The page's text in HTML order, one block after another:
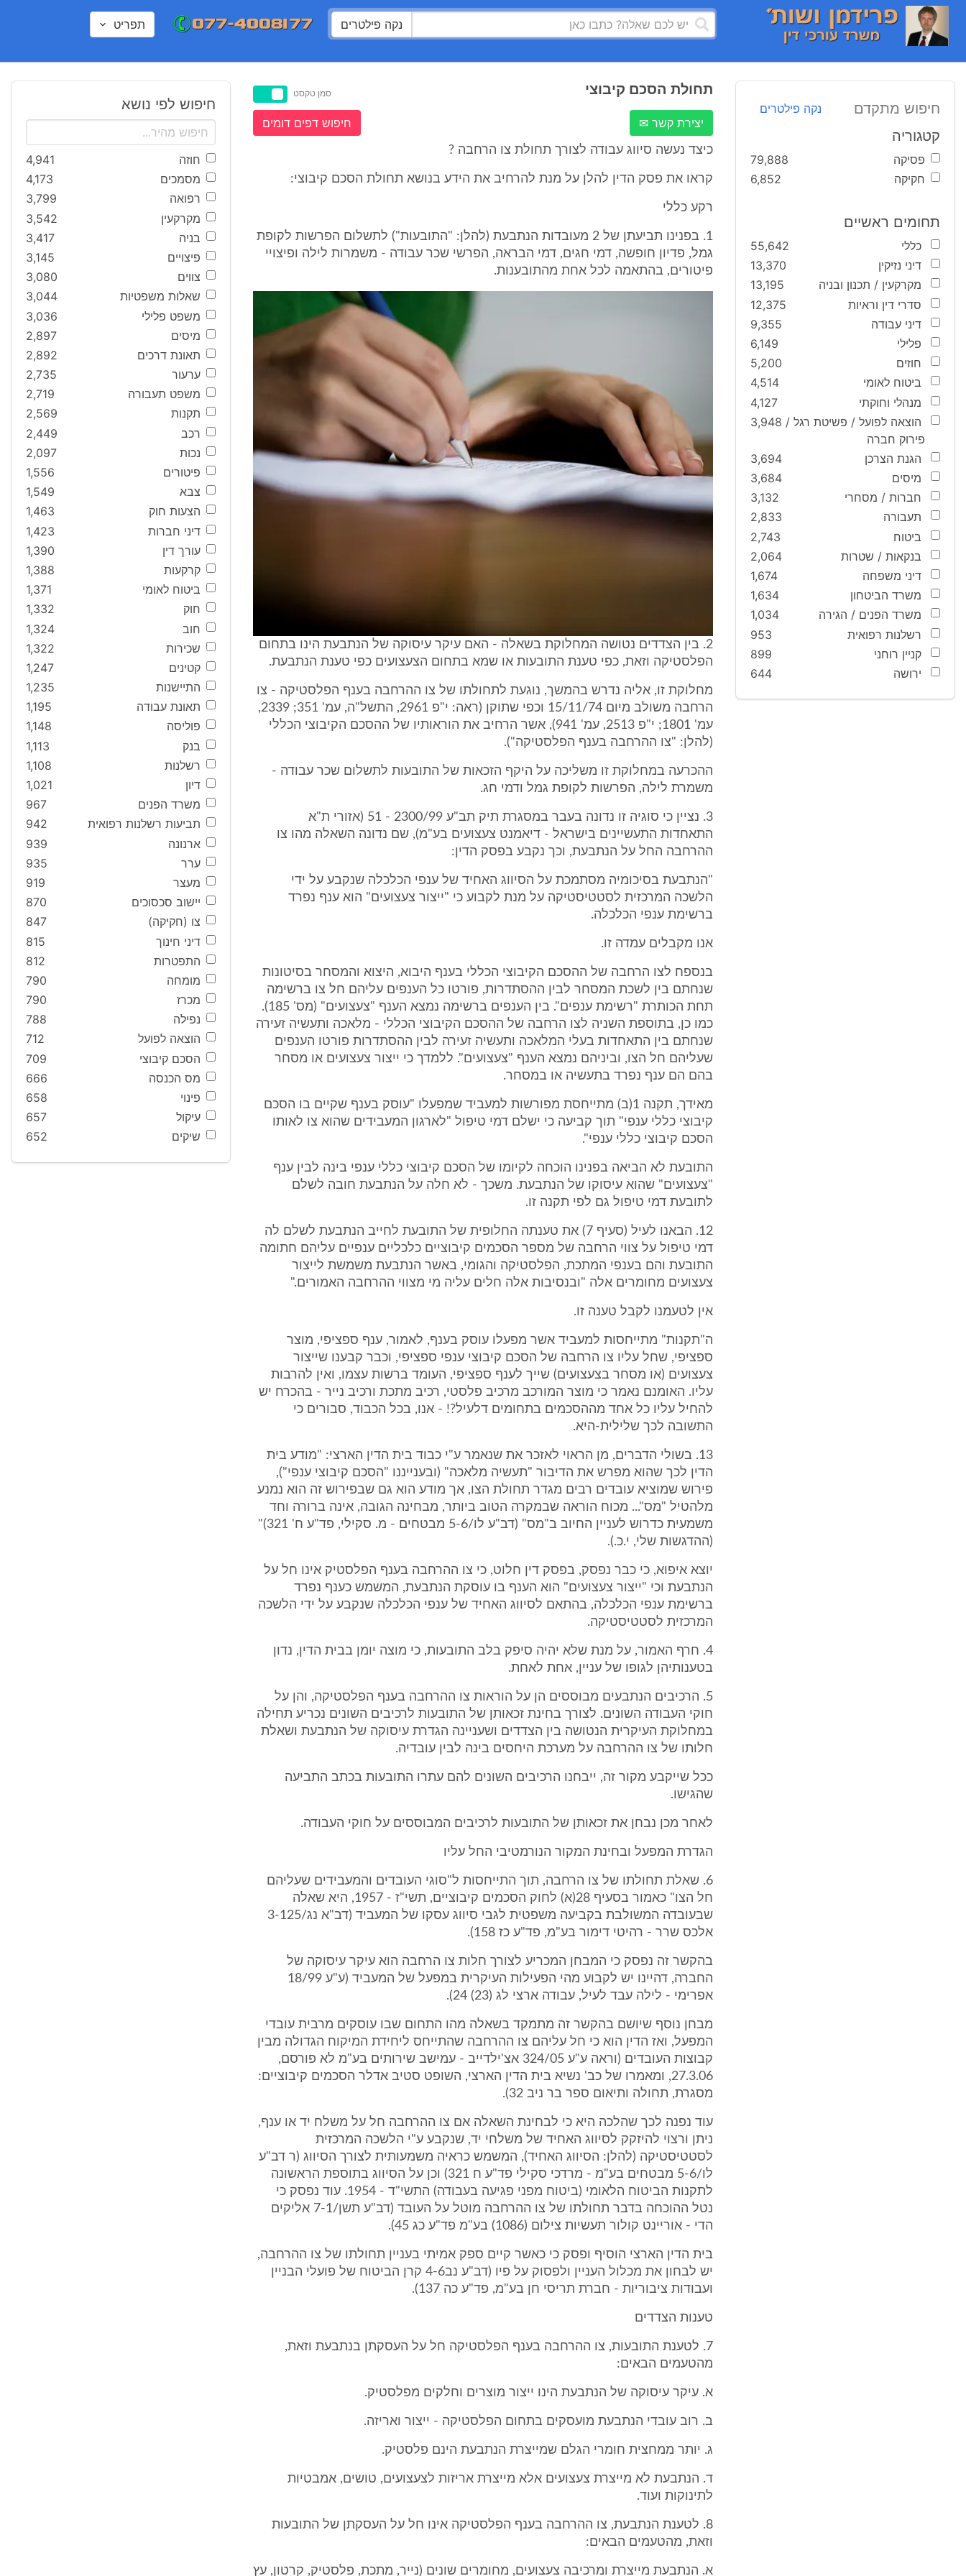
נקה פילטרים תפריט
חיפוש מתקדם נקה פילטרים
קטגוריה
פסיקה
79,888
חקיקה
6,852
תחומים ראשיים
כללי
55,642
דיני נזיקין
13,370
מקרקעין / תכנון ובניה
13,195
סדרי דין וראיות
12,375
דיני עבודה
9,355
פלילי
6,149
חוזים
5,200
ביטוח לאומי
4,514
מנהלי וחוקתי
4,127
הוצאה לפועל / פשיטת רגל /
פירוק חברה
3,948
הגנת הצרכן
3,694
מיסים
3,684
חברות / מסחרי
3,132
תעבורה
2,833
ביטוח
2,743
בנקאות / שטרות
2,064
דיני משפחה
1,674
משרד הביטחון
1,634
משרד הפנים / הגירה
1,034
רשלנות רפואית
953
קניין רוחני
899
ירושה
644
תחולת הסכם קיבוצי סמן טקסט
יצירת קשר ✉ חיפוש דפים דומים
כיצד נעשה סיווג עבודה לצורך תחולת צו הרחבה ?
קראו את פסק הדין להלן על מנת להרחיב את הידע בנושא תחולת הסכם קיבוצי:
רקע כללי
1. בפנינו תביעתן של 2 מעובדות הנתבעת (להלן: "התובעות") לתשלום הפרשות לקופת
גמל, פדיון חופשה, דמי חגים, דמי הבראה, הפרשי שכר עבודה - משמרות לילה ופיצויי
פיטורים, בהתאמה לכל אחת מהתובענות.
2. בין הצדדים נטושה המחלוקת בשאלה - האם עיקר עיסוקה של הנתבעת הינו בתחום
הפלסטיקה וזאת, כפי טענת התובעות או שמא בתחום הצעצועים כפי טענת הנתבעת.
מחלוקת זו, אליה נדרש בהמשך, נוגעת לתחולתו של צו ההרחבה בענף הפלסטיקה - צו
הרחבה משולב מיום 15/11/74 וכפי שתוקן (ראה: י"פ 2961, התשל"ה, עמ' 351; 2339,
עמ' 1801; י"פ 2513, עמ' 941), אשר הרחיב את הוראותיו של ההסכם הקיבוצי הכללי
(להלן: "צו ההרחבה בענף הפלסטיקה").
ההכרעה במחלוקת זו משליכה על היקף הזכאות של התובעות לתשלום שכר עבודה -
משמרת לילה, הפרשות לקופת גמל ודמי חג.
3. נציין כי סוגיה זו נדונה בעבר במסגרת תיק תב"ע 2300/99 - 51 (אזורי ת"א
התאחדות התעשיינים בישראל - דיאמנט צעצועים בע"מ), שם נדונה השאלה מהו צו
ההרחבה החל על הנתבעת, וכך נקבע בפסק הדין:
"הנתבעת בסיכומיה מסתמכת על הסיווג האחיד של ענפי הכלכלה שנקבע על ידי
הלשכה המרכזית לסטטיסטיקה על מנת לקבוע כי "ייצור צעצועים" הוא ענף נפרד
ברשימת ענפי הכלכלה.
אנו מקבלים עמדה זו.
בנספח לצו הרחבה של ההסכם הקיבוצי הכללי בענף היבוא, היצוא והמסחר בסיטונות
שנחתם בין לשכת המסחר לבין ההסתדרות, פורטו כל הענפים עליהם חל צו ברשימה
תחת הכותרת "רשימת ענפים". בין הענפים ברשימה נמצא הענף "צעצועים" (מס' 185).
כמו כן, בתוספת השניה לצו הרחבה של ההסכם הקיבוצי הכללי - מלאכה ותעשיה זעירה
שנחתם בין התאחדות בעלי המלאכה ותעשיה זעירה לבין ההסתדרות פורטו הענפים
שעליהם חל הצו, וביניהם נמצא הענף "צעצועים". ללמדך כי ייצור צעצועים או מסחר
בהם הם ענף נפרד בתעשיה או במסחר.
מאידך, תקנה 1(ב) מתייחסת מפורשות למעביד שמפעלו "עוסק בענף שקיים בו הסכם
קיבוצי כללי ענפי" תוך קביעה כי ישלם דמי טיפול "לארגון המעבידים שהוא צו לאותו
הסכם קיבוצי כללי ענפי".
התובעת לא הביאה בפנינו הוכחה לקיומו של הסכם קיבוצי כללי ענפי בינה לבין ענף
"צעצועים" שהוא עיסוקו של הנתבעת. משכך - לא חלה על הנתבעת חובה לשלם
לתובעת דמי טיפול גם לפי תקנה זו.
12. הבאנו לעיל (סעיף 7) את טענתה החלופית של התובעת לחייב הנתבעת לשלם לה
דמי טיפול על צווי הרחבה של מספר הסכמים קיבוציים כלכליים ענפיים עליהם חתומה
התובעת והם בענפי המתכת, הפלסטיקה והגומי, באשר הנתבעת משמשת לייצור
צעצועים מחומרים אלה "ובנסיבות אלה חלים עליה מי מצווי ההרחבה האמורים."
אין לטעמנו לקבל טענה זו.
ה"תקנות" מתייחסות למעביד אשר מפעלו עוסק בענף, לאמור, ענף ספציפי, מוצר
ספציפי, שחל עליו צו הרחבה של הסכם קיבוצי ענפי ספציפי, וכבר קבענו שייצור
צעצועים (או מסחר בצעצועים) שייך לענף ספציפי, העומד ברשות עצמו, ואין להרבות
עליו. האומנם נאמר כי מוצר המורכב מרכיב פלסטי, רכיב מתכת ורכיב נייר - בהכרח יש
להחיל עליו כל אחד מההסכמים בתחומים דלעיל?! - אנו, בכל הכבוד, סבורים כי
התשובה לכך שלילית-היא.
13. בשולי הדברים, מן הראוי לאזכר את שנאמר ע"י כבוד בית הדין הארצי: "מודע בית
הדין לכך שהוא מפרש את הדיבור "תעשיה מלאכה" (ובענייננו "הסכם קיבוצי ענפי"),
פירוש שמוציא עובדים רבים מגדר תחולת הצו, אך מודע הוא גם שבפירוש זה הוא נמנע
מלהטיל "מס"... מכוח הוראה שבמקרה הטוב ביותר, מבחינה הגובה, אינה ברורה וחד
משמעית כדרוש לעניין החיוב ב"מס" (דב"ע לו/5-6 מבטחים - מ. סקילי, פד"ע ח' 321)"
(ההדגשות שלי, י.כ.).
יוצא איפוא, כי כבר נפסק, בפסק דין חלוט, כי צו ההרחבה בענף הפלסטיק אינו חל על
הנתבעת וכי "ייצור צעצועים" הוא הענף בו עוסקת הנתבעת, המשמש כענף נפרד
ברשימת ענפי הכלכלה, בהתאם לסיווג האחיד של ענפי הכלכלה שנקבע על ידי הלשכה
המרכזית לסטטיסטיקה.
4. חרף האמור, על מנת שלא יהיה סיפק בלב התובעות, כי מוצה יומן בבית הדין, נדון
בטענותיהן לגופו של עניין, אחת לאחת.
5. הרכיבים הנתבעים מבוססים הן על הוראות צו ההרחבה בענף הפלסטיקה, והן על
חוקי העבודה השונים. לצורך בחינת זכאותן של התובעות לרכיבים השונים נכריע תחילה
במחלוקת העיקרית הנטושה בין הצדדים ושעניינה הגדרת עיסוקה של הנתבעת ושאלת
חלותו של צו ההרחבה על מערכת היחסים בינה לבין עובדיה.
ככל שייקבע מקור זה, ייבחנו הרכיבים השונים להם עתרו התובעות בכתב התביעה
שהגישו.
לאחר מכן נבחן את זכאותן של התובעות לרכיבים המבוססים על חוקי העבודה.
הגדרת המפעל ובחינת המקור הנורמטיבי החל עליו
6. שאלת תחולתו של צו הרחבה, תוך התייחסות ל"סוגי העובדים והמעבידים שעליהם
חל הצו" כאמור בסעיף 28(א) לחוק הסכמים קיבוציים, תשי"ז - 1957, היא שאלה
שבעובדה המשולבת בקביעה משפטית לגבי סיווג עסקו של המעביד (דב"א נג/3-125
אלכס שרר - רהיטי דימור בע"מ, פד"ע כז 158).
בהקשר זה נפסק כי המבחן המכריע לצורך חלות צו הרחבה הוא עיקר עיסוקה של
החברה, דהיינו יש לקבוע מהי הפעילות העיקרית במפעל של המעביד (ע"ע 18/99
אפרימי - לילה עבד לעיל, עבודה ארצי לג (23) 24).
מבחן נוסף שיושם בהקשר זה מתמקד בשאלה מהו התחום שבו עוסקים מרבית עובדי
המפעל, ואז הדין הוא כי חל עליהם צו ההרחבה שהתייחס ליחידת המיקוח הגדולה מבין
קבוצות העובדים (וראה ע"ע 324/05 אצ'ילדייב - עמישב שירותים בע"מ לא פורסם,
27.3.06, ומאמרו של כב' נשיא בית הדין הארצי, השופט סטיב אדלר הסכמים קיבוציים:
מסגרת, תחולה ותיאום ספר בר ניב 32).
עוד נפנה לכך שהלכה היא כי לבחינת השאלה אם צו ההרחבה חל על משלח יד או ענף,
ניתן ורצוי להיזקק לסיווג האחיד של משלחי יד, שנקבע ע"י הלשכה המרכזית
לסטטיסטיקה (להלן: הסיווג האחיד), המשמש כראיה משמעותית לצורך הסיווג (ר דב"ע
לו/5-6 מבטחים בע"מ - מרדכי סקילי פד"ע ח 321) וכן על הסיווג בתוספת הראשונה
לתקנות הביטוח הלאומי (ביטוח מפני פגיעה בעבודה) התשי"ד - 1954. עוד נפסק כי
נטל ההוכחה בדבר תחולתו של צו ההרחבה מוטל על העובד (דב"ע תשן/7-1 אליקים
הדי - אוריינט קולור תעשיות צילום (1086) בע"מ פד"ע כג 45).
בית הדין הארצי הוסיף ופסק כי כאשר קיים ספק אמיתי בעניין תחולתו של צו ההרחבה,
יש לבחון את מכלול העניין ולפסוק על פיו (דב"ע נב4-6 קרן הביטוח של פועלי הבניין
ועבודות ציבוריות - חברת תריסי חן בע"מ, פד"ע כה 137).
טענות הצדדים
7. לטענת התובעות, צו ההרחבה בענף הפלסטיקה חל על העסקתן בנתבעת וזאת,
מהטעמים הבאים:
א. עיקר עיסוקה של הנתבעת הינו ייצור מוצרים וחלקים מפלסטיק.
ב. רוב עובדי הנתבעת מועסקים בתחום הפלסטיקה - ייצור ואריזה.
ג. יותר ממחצית חומרי הגלם שמייצרת הנתבעת הינם פלסטיק.
ד. הנתבעת לא מייצרת צעצועים אלא מייצרת אריזות לצעצועים, טושים, אמבטיות
לתינוקות ועוד.
8. לטענת הנתבעת, צו ההרחבה בענף הפלסטיקה אינו חל על העסקתן של התובעות
וזאת, מהטעמים הבאים:
א. הנתבעת מייצרת ומרכיבה צעצועים, מחומרים שונים (נייר, מתכת, פלסטיק, קרטון, עץ
חיפוש לפי נושא
חוזה
4,941
מסמכים
4,173
רפואה
3,799
מקרקעין
3,542
בניה
3,417
פיצויים
3,145
צווים
3,080
שאלות משפטיות
3,044
משפט פלילי
3,036
מיסים
2,897
תאונת דרכים
2,892
ערעור
2,735
משפט תעבורה
2,719
תקנות
2,569
רכב
2,449
נכות
2,097
פיטורים
1,556
צבא
1,549
הצעות חוק
1,463
דיני חברות
1,423
עורך דין
1,390
קרקעות
1,388
ביטוח לאומי
1,371
חוק
1,332
חוב
1,324
שכירות
1,322
קטינים
1,247
התיישנות
1,235
תאונת עבודה
1,195
פוליסה
1,148
בנק
1,113
רשלנות
1,108
דיון
1,021
משרד הפנים
967
תביעות רשלנות רפואית
942
ארנונה
939
ערר
935
מעצר
919
יישוב סכסוכים
870
צו (חקיקה)
847
דיני חינוך
815
התפטרות
812
מומחה
790
מכרז
790
נפילה
788
הוצאה לפועל
712
הסכם קיבוצי
709
מס הכנסה
666
פינוי
658
עיקול
657
שיקים
652